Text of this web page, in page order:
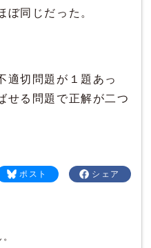
ぼ同じだった。
適切問題が１題あっ
せる問題で正解が二つ
シェア
ポスト